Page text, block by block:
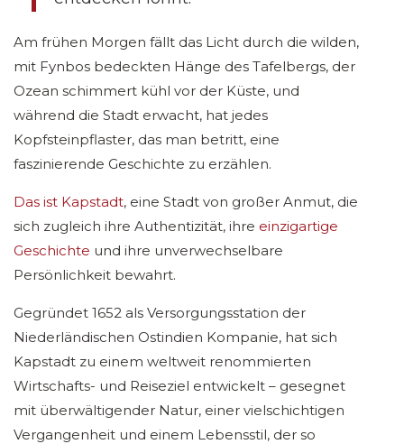
Am frühen Morgen fällt das Licht durch die wilden,
mit Fynbos bedeckten Hänge des Tafelbergs, der
Ozean schimmert kühl vor der Küste, und
während die Stadt erwacht, hat jedes
Kopfsteinpflaster, das man betritt, eine
faszinierende Geschichte zu erzählen.
Das ist Kapstadt, eine Stadt von großer Anmut, die
sich zugleich ihre Authentizität, ihre einzigartige
Geschichte und ihre unverwechselbare
Persönlichkeit bewahrt.
Gegründet 1652 als Versorgungsstation der
Niederländischen Ostindien Kompanie, hat sich
Kapstadt zu einem weltweit renommierten
Wirtschafts- und Reiseziel entwickelt – gesegnet
mit überwältigender Natur, einer vielschichtigen
Vergangenheit und einem Lebensstil, der so